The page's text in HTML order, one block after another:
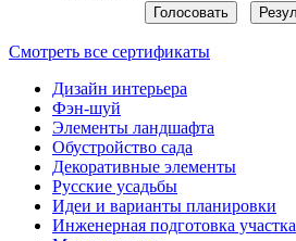
Смотреть все сертификаты
Дизайн интерьера
Фэн-шуй
Элементы ландшафта
Обустройство сада
Декоративные элементы
Русские усадьбы
Идеи и варианты планировки
Инженерная подготовка участка